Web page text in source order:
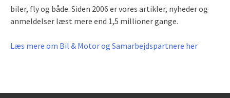
biler, fly og både. Siden 2006 er vores artikler, nyheder og
anmeldelser læst mere end 1,5 millioner gange.
Læs mere om Bil & Motor og Samarbejdspartnere her